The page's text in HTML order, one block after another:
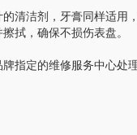
洁剂，牙膏同样适用
拭，确保不损伤表盘。
定的维修服务中心处